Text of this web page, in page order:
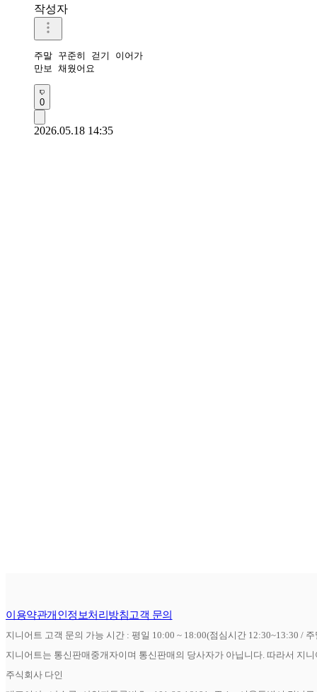
작성자
주말 꾸준히 걷기 이어가
만보 채웠어요
0
2026.05.18 14:35
이용약관개인정보처리방침고객 문의
지니어트 고객 문의 가능 시간 : 평일 10:00 ~ 18:00(점심시간 12:30~13:30 /
지니어트는 통신판매중개자이며 통신판매의 당사자가 아닙니다. 따라서 지
주식회사 다인